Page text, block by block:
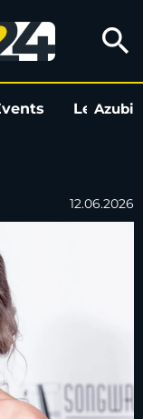
jetzt in
search
LeoAzubi
12.06.2026